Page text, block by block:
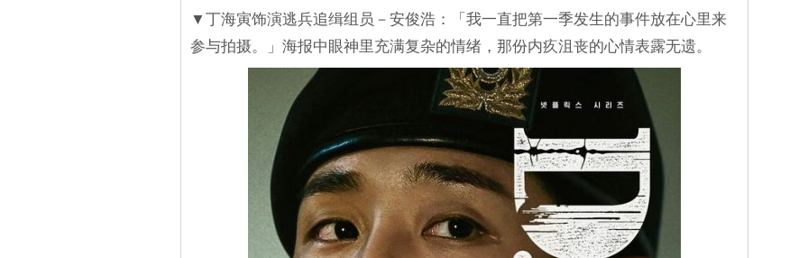
▼丁海寅饰演逃兵追缉组员－安俊浩：「我一直把第一季发生的事件放在心里来
参与拍摄。」海报中眼神里充满复杂的情绪，那份内疚沮丧的心情表露无遗。